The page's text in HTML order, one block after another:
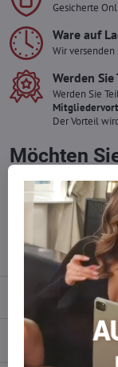
Gesicherte
Ware auf
Wir versenden
Werden
Werden Sie
Der Vorteil
Möchten
Zögern Sie nicht,
wieder auf!
Bewertungen 0